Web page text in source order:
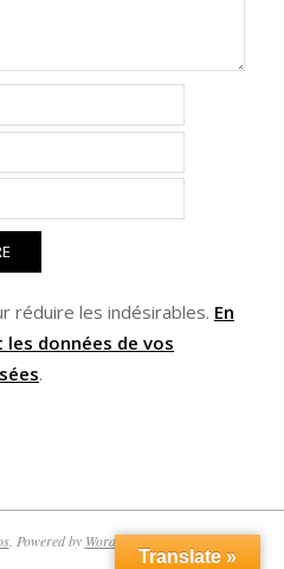
réduire les indésirables. En
données de vos
.
. Powered by WordPress.
Translate »